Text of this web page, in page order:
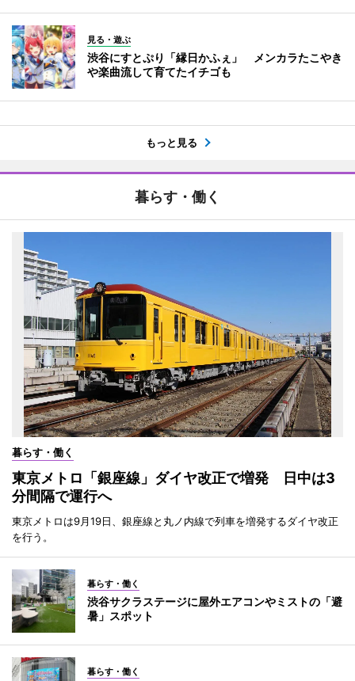
見る・遊ぶ
渋谷にすとぷり「縁日かふぇ」 メンカラたこやき
や楽曲流して育てたイチゴも
もっと見る
暮らす・働く
暮らす・働く
東京メトロ「銀座線」ダイヤ改正で増発 日中は3
分間隔で運行へ
東京メトロは9月19日、銀座線と丸ノ内線で列車を増発するダイヤ改正
を行う。
暮らす・働く
渋谷サクラステージに屋外エアコンやミストの「避
暑」スポット
暮らす・働く